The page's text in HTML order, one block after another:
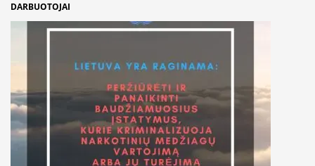
DARBUOTOJAI